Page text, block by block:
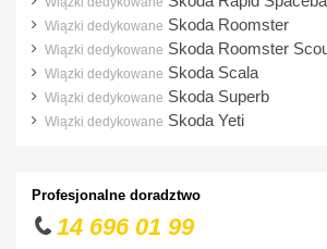
Kia
Lancia
Land Rover
Wiązki dedykowane Skoda Roomster
Wiązki dedykowane Skoda Roomster
Wiązki dedykowane Skoda Scala
Wiązki dedykowane Skoda Superb
Wiązki dedykowane Skoda Yeti
Profesjonalne doradztwo
14 696 01 99